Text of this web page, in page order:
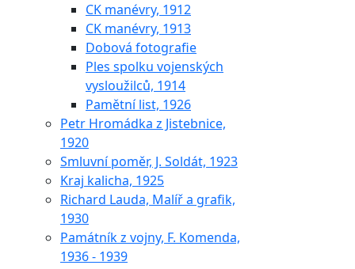
CK manévry, 1912
CK manévry, 1913
Dobová fotografie
Ples spolku vojenských
vysloužilců, 1914
Pamětní list, 1926
Petr Hromádka z Jistebnice,
1920
Smluvní poměr, J. Soldát, 1923
Kraj kalicha, 1925
Richard Lauda, Malíř a grafik,
1930
Památník z vojny, F. Komenda,
1936 - 1939